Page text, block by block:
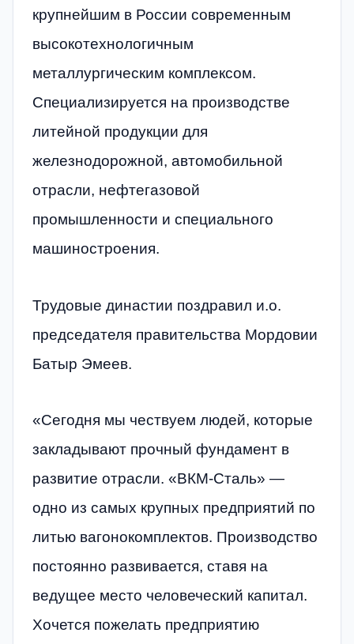
крупнейшим в России современным
высокотехнологичным
металлургическим комплексом.
Специализируется на производстве
литейной продукции для
железнодорожной, автомобильной
отрасли, нефтегазовой
промышленности и специального
машиностроения.
Трудовые династии поздравил и.о.
председателя правительства Мордовии
Батыр Эмеев.
«Сегодня мы чествуем людей, которые
закладывают прочный фундамент в
развитие отрасли. «ВКМ-Сталь» —
одно из самых крупных предприятий по
литью вагонокомплектов. Производство
постоянно развивается, ставя на
ведущее место человеческий капитал.
Хочется пожелать предприятию